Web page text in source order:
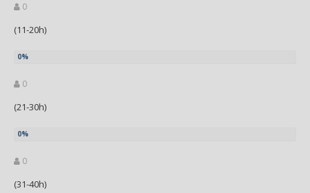
0
(11-20h)
0
(21-30h)
0
(31-40h)